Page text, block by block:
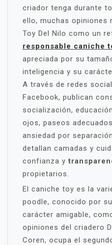
criador tenga durante
ello, muchas opiniones
Toy Del Nilo como un
responsable caniche
apreciada por su
inteligencia y su
A través de redes
Facebook, publican
socialización,
ojos, paseos
ansiedad por
detallan camadas y
confianza y
propietarios.
El caniche toy es la
poodle, conocido por su
carácter amigable,
opiniones del criadero
Coren, ocupa el